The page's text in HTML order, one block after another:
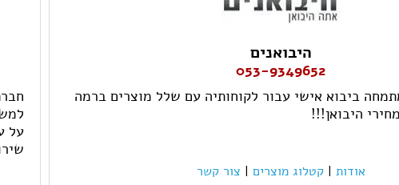
היבואנים
053-9349652
ביבוא אישי עבור לקוחותיה עם שלל מוצרים ברמה
היבואן!!!
אודות | קטלוג מוצרים | צור קשר
על